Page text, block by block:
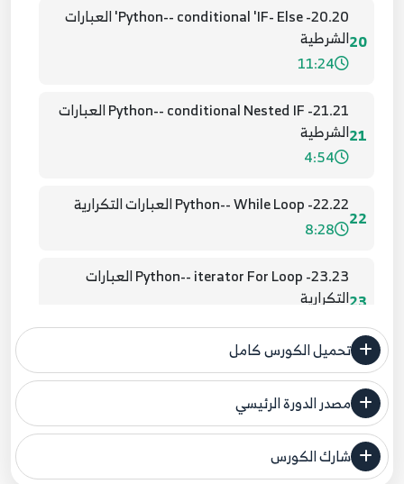
20
20.20- Python-- conditional 'IF- Else' العبارات
الشرطية
11:24
21
21.21- Python-- conditional Nested IF العبارات
الشرطية
4:54
22
22.22- Python-- While Loop العبارات التكرارية
8:28
23
23.23- Python-- iterator For Loop العبارات
التكرارية
5:00
24
24.24- Python-- Nested Loop العبارات التكرارية
5:55
تحميل الكورس كامل
مصدر الدورة الرئيسي
فنحن لا ندعي ملكية أي دورة ولهذا نضع المصدر الأصلي لكم
شارك الكورس